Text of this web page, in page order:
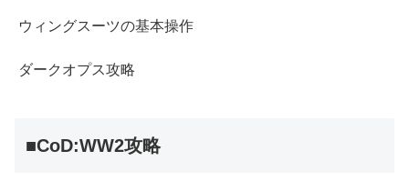
ウィングスーツの基本操作
ダークオプス攻略
■CoD:WW2攻略